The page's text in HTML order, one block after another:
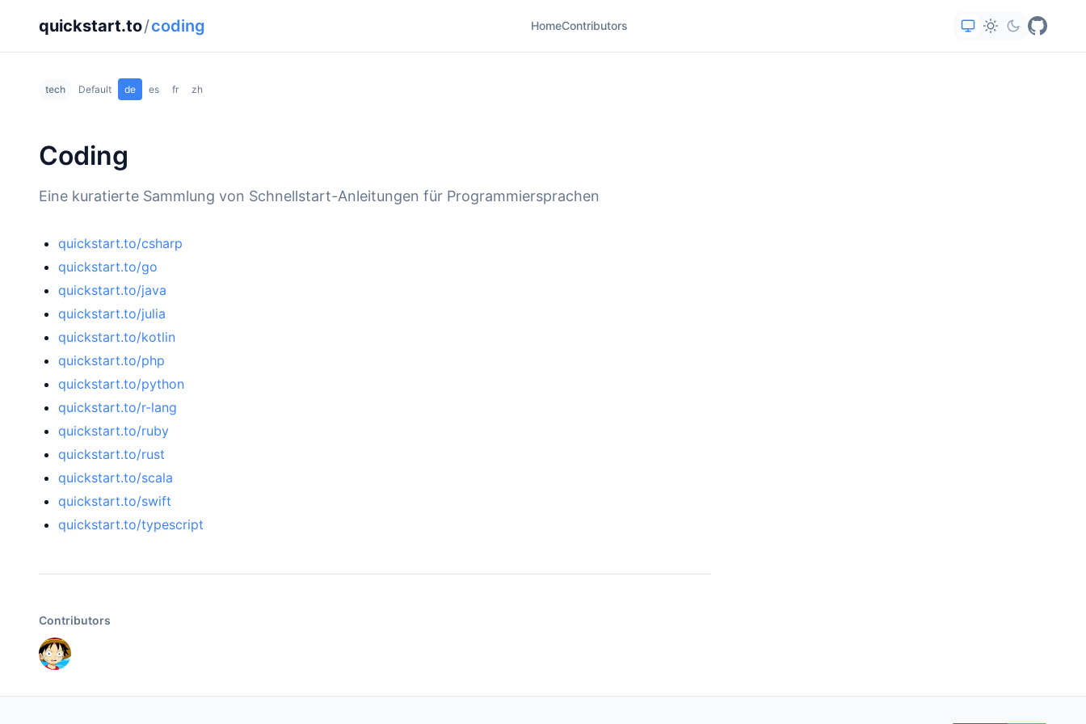
quickstart.to/coding HomeContributors
tech Default de es fr zh
Coding
Eine kuratierte Sammlung von Schnellstart-Anleitungen für Programmiersprachen
quickstart.to/csharp
quickstart.to/go
quickstart.to/java
quickstart.to/julia
quickstart.to/kotlin
quickstart.to/php
quickstart.to/python
quickstart.to/r-lang
quickstart.to/ruby
quickstart.to/rust
quickstart.to/scala
quickstart.to/swift
quickstart.to/typescript
Contributors